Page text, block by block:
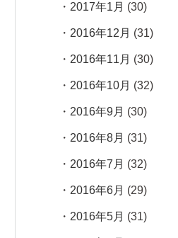
2017年1月 (30)
2016年12月 (31)
2016年11月 (30)
2016年10月 (32)
2016年9月 (30)
2016年8月 (31)
2016年7月 (32)
2016年6月 (29)
2016年5月 (31)